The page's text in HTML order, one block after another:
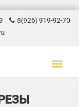
8(926) 919-92-70